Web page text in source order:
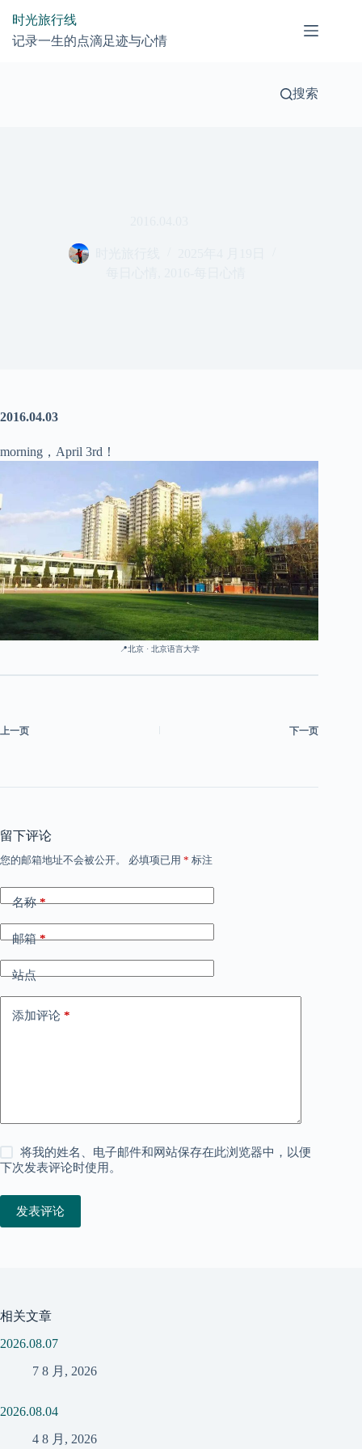
时光旅行线
记录一生的点滴足迹与心情
搜索
2016.04.03
morning，April 3rd！
📍北京 · 北京语言大学
上一页 下一页
留下评论
您的邮箱地址不会被公开。 必填项已用 * 标注
名称*
邮箱*
站点
添加评论 *
将我的姓名、电子邮件和网站保存在此浏览器中，以便
下次发表评论时使用。
发表评论
相关文章
2026.08.07
7 8 月, 2026
2026.08.04
4 8 月, 2026